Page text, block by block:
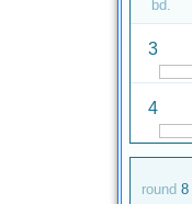
bd.
3
4
round 8